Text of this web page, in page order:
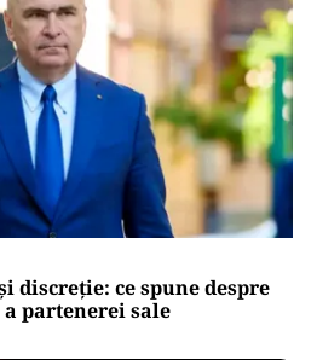
discreție: ce spune despre
partenerei sale